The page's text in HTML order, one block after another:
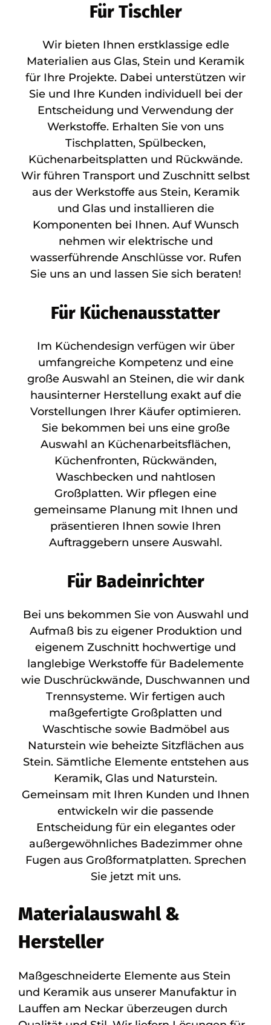
Für Tischler
Wir bieten Ihnen erstklassige edle
Materialien aus Glas, Stein und Keramik
für Ihre Projekte. Dabei unterstützen wir
Sie und Ihre Kunden individuell bei der
Entscheidung und Verwendung der
Werkstoffe. Erhalten Sie von uns
Tischplatten, Spülbecken,
Küchenarbeitsplatten und Rückwände.
Wir führen Transport und Zuschnitt selbst
aus der Werkstoffe aus Stein, Keramik
und Glas und installieren die
Komponenten bei Ihnen. Auf Wunsch
nehmen wir elektrische und
wasserführende Anschlüsse vor. Rufen
Sie uns an und lassen Sie sich beraten!
Für Küchenausstatter
Im Küchendesign verfügen wir über
umfangreiche Kompetenz und eine
große Auswahl an Steinen, die wir dank
hausinterner Herstellung exakt auf die
Vorstellungen Ihrer Käufer optimieren.
Sie bekommen bei uns eine große
Auswahl an Küchenarbeitsflächen,
Küchenfronten, Rückwänden,
Waschbecken und nahtlosen
Großplatten. Wir pflegen eine
gemeinsame Planung mit Ihnen und
präsentieren Ihnen sowie Ihren
Auftraggebern unsere Auswahl.
Für Badeinrichter
Bei uns bekommen Sie von Auswahl und
Aufmaß bis zu eigener Produktion und
eigenem Zuschnitt hochwertige und
langlebige Werkstoffe für Badelemente
wie Duschrückwände, Duschwannen und
Trennsysteme. Wir fertigen auch
maßgefertigte Großplatten und
Waschtische sowie Badmöbel aus
Naturstein wie beheizte Sitzflächen aus
Stein. Sämtliche Elemente entstehen aus
Keramik, Glas und Naturstein.
Gemeinsam mit Ihren Kunden und Ihnen
entwickeln wir die passende
Entscheidung für ein elegantes oder
außergewöhnliches Badezimmer ohne
Fugen aus Großformatplatten. Sprechen
Sie jetzt mit uns.
Materialauswahl &
Hersteller
Maßgeschneiderte Elemente aus Stein
und Keramik aus unserer Manufaktur in
Lauffen am Neckar überzeugen durch